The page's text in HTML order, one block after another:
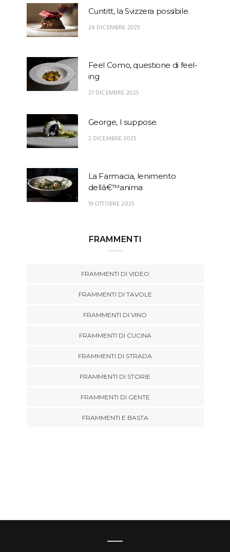
Cuntitt, la Svizzera possibile.
28 DICEMBRE 2025
Feel Como, questione di feel-
ing
27 DICEMBRE 2025
George, I suppose.
2 DICEMBRE 2025
La Farmacia, lenimento
dellâ€™anima
19 OTTOBRE 2025
FRAMMENTI
FRAMMENTI DI VIDEO
FRAMMENTI DI TAVOLE
FRAMMENTI DI VINO
FRAMMENTI DI CUCINA
FRAMMENTI DI STRADA
FRAMMENTI DI STORIE
FRAMMENTI DI GENTE
FRAMMENTI E BASTA